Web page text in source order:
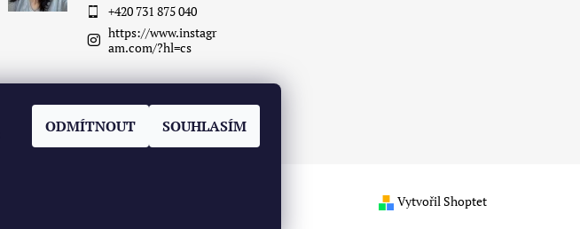
+420 731 875 040
https://www.instagr
am.com/?hl=cs
Vytvořil Shoptet
ODMÍTNOUT SOUHLASÍM